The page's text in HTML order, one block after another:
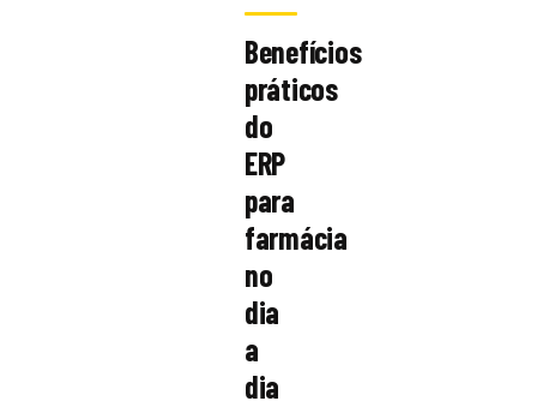
Benefícios
práticos
do
ERP
para
farmácia
no
dia
a
dia